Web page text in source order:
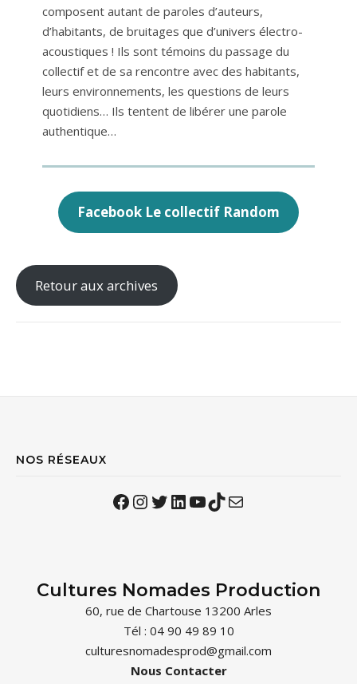
composent autant de paroles d’auteurs,
d’habitants, de bruitages que d’univers électro-
acoustiques ! Ils sont témoins du passage du
collectif et de sa rencontre avec des habitants,
leurs environnements, les questions de leurs
quotidiens… Ils tentent de libérer une parole
authentique…
Facebook Le collectif Random
Retour aux archives
NOS RÉSEAUX
Facebook
Instagram
Twitter
LinkedIn
YouTube
TikTok
Mail
Cultures Nomades Production
60, rue de Chartouse 13200 Arles
Tél : 04 90 49 89 10
culturesnomadesprod@gmail.com
Nous Contacter